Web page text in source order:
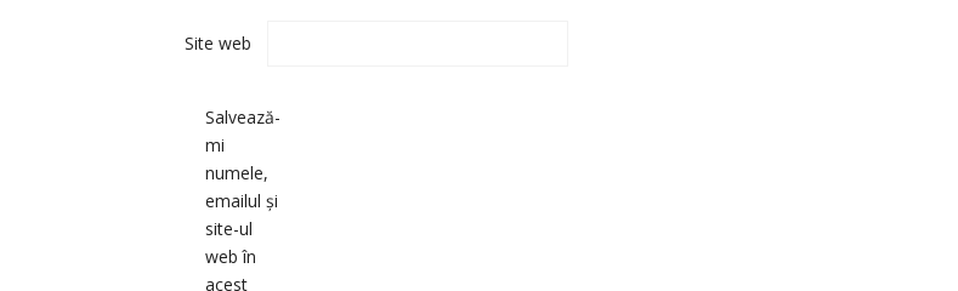
Site web
Salvează-
mi
numele,
emailul și
site-ul
web în
acest